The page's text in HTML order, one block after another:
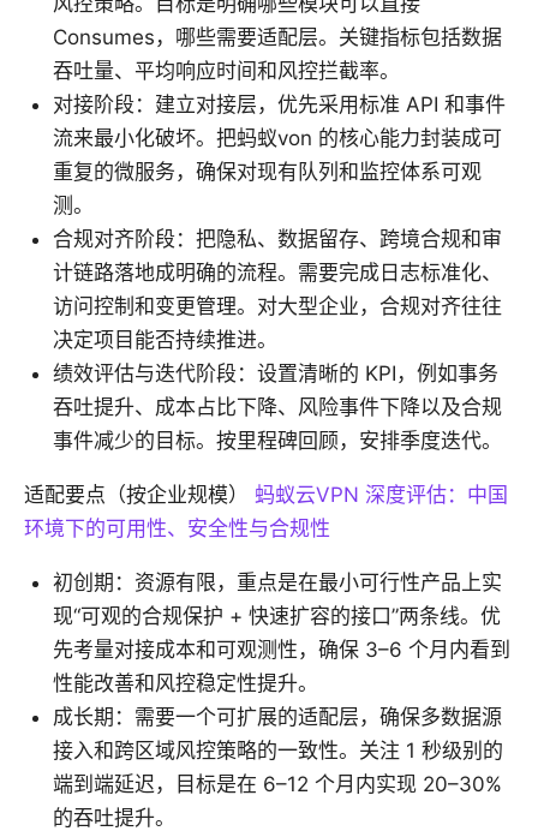
Consumes，哪些需要适配层。关键指标包括数据
吞吐量、平均响应时间和风控拦截率。
对接阶段：建立对接层，优先采用标准 API 和事件
流来最小化破坏。把蚂蚁von 的核心能力封装成可
重复的微服务，确保对现有队列和监控体系可观
测。
合规对齐阶段：把隐私、数据留存、跨境合规和审
计链路落地成明确的流程。需要完成日志标准化、
访问控制和变更管理。对大型企业，合规对齐往往
决定项目能否持续推进。
绩效评估与迭代阶段：设置清晰的 KPI，例如事务
吞吐提升、成本占比下降、风险事件下降以及合规
事件减少的目标。按里程碑回顾，安排季度迭代。
适配要点（按企业规模） 蚂蚁云VPN 深度评估：中国
环境下的可用性、安全性与合规性
初创期：资源有限，重点是在最小可行性产品上实
现“可观的合规保护 + 快速扩容的接口”两条线。优
先考量对接成本和可观测性，确保 3–6 个月内看到
性能改善和风控稳定性提升。
成长期：需要一个可扩展的适配层，确保多数据源
接入和跨区域风控策略的一致性。关注 1 秒级别的
端到端延迟，目标是在 6–12 个月内实现 20–30%
的吞吐提升。